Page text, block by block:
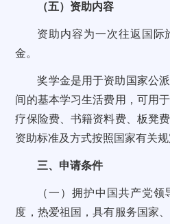
（五）资助内容
资助内容为一次往返国际
金。
奖学金是用于资助国家公
间的基本学习生活费用，可用
疗保险费、书籍资料费、板凳
资助标准及方式按照国家有关规
三、申请条件
（一）拥护中国共产党
度，热爱祖国，具有服务国家